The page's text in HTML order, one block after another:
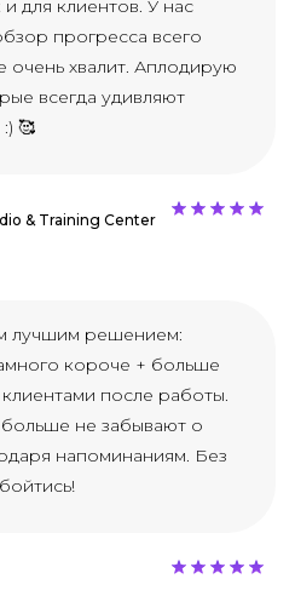
и для клиентов. У нас
прогресса всего
очень хвалит. Аплодирую
всегда удивляют
🥰
& Training Center
лучшим решением:
короче + больше
после работы.
не забывают о
напоминаниям. Без